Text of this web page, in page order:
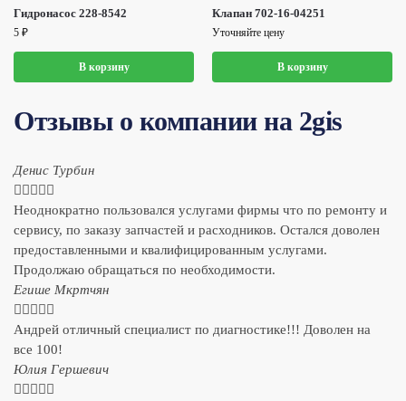
Гидронасос 228-8542
5 ₽
В корзину
Клапан 702-16-04251
Уточняйте цену
В корзину
Отзывы о компании на 2gis
Денис Турбин
    
Неоднократно пользовался услугами фирмы что по ремонту и
сервису, по заказу запчастей и расходников. Остался доволен
предоставленными и квалифицированным услугами.
Продолжаю обращаться по необходимости.
​Егише Мкртчян
    
Андрей отличный специалист по диагностике!!! Доволен на
все 100!
​Юлия Гершевич
    